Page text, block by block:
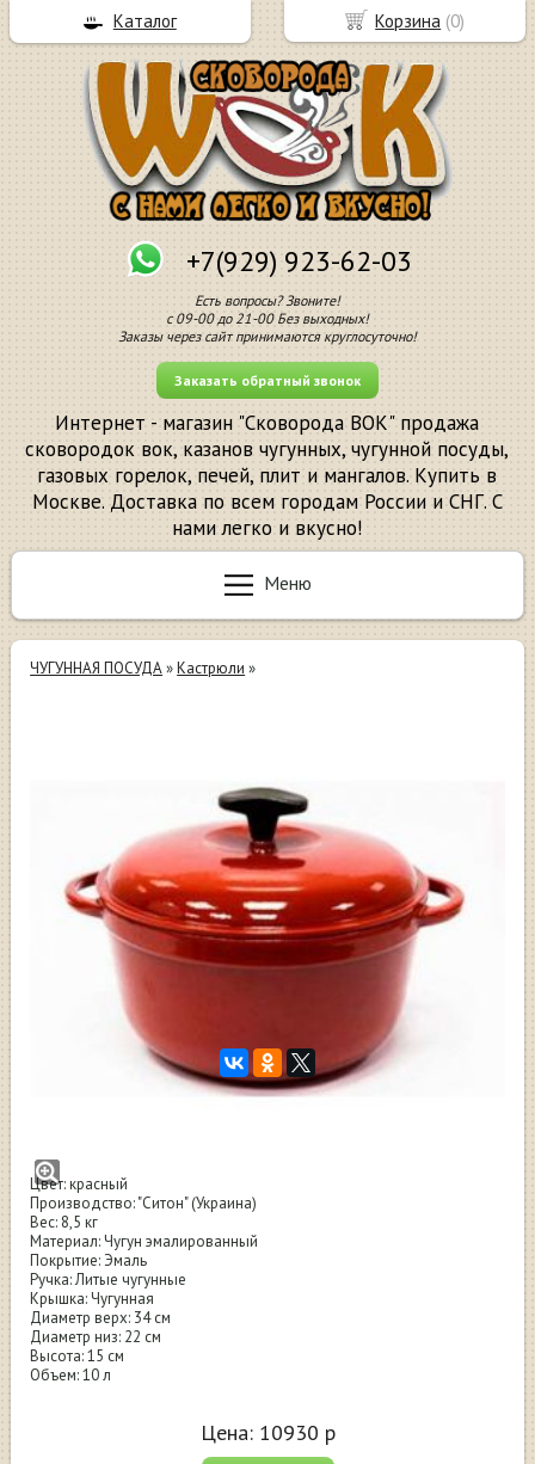
+7(929) 923-62-03
Есть вопросы? Звоните!
с 09-00 до 21-00 Без выходных!
Заказы через сайт принимаются круглосуточно!
Заказать обратный звонок
Интернет - магазин "Сковорода ВОК" продажа
сковородок вок, казанов чугунных, чугунной посуды,
газовых горелок, печей, плит и мангалов. Купить в
Москве. Доставка по всем городам России и СНГ. С
нами легко и вкусно!
Меню
ЧУГУННАЯ ПОСУДА»Кастрюли »
Цвет: красный
Производство: "Ситон" (Украина)
Вес: 8,5 кг
Материал: Чугун эмалированный
Покрытие: Эмаль
Ручка: Литые чугунные
Крышка: Чугунная
Диаметр верх: 34 см
Диаметр низ: 22 см
Высота: 15 см
Объем: 10 л
Цена: 10930 р
Корзина (0)
Каталог